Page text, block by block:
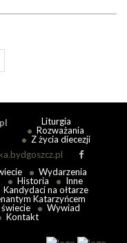
Liturgia
Rozważania
Z życia diecezji
Wydarzenia
Historia
Inne
Kandydaci na ołtarze
Katarzyńcem
Wywiad
Kontakt